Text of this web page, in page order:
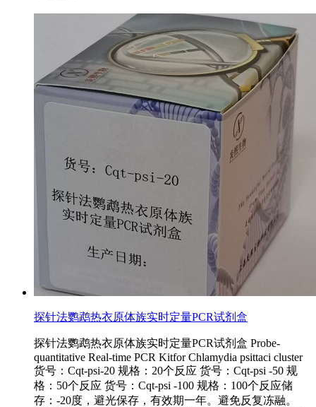
探针法鹦鹉热衣原体族实时定量PCR试剂盒
探针法鹦鹉热衣原体族实时定量PCR试剂盒 Probe-
quantitative Real-time PCR Kitfor Chlamydia psittaci cluster
货号：Cqt-psi-20 规格：20个反应 货号：Cqt-psi -50 规
格：50个反应 货号：Cqt-psi -100 规格：100个反应储
存：-20度，避光保存，有效期一年。避免反复冻融。